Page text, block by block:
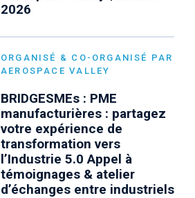
2026
ORGANISÉ & CO-ORGANISÉ PAR
AEROSPACE VALLEY
BRIDGESMEs : PME
manufacturières : partagez
votre expérience de
transformation vers
l’Industrie 5.0 Appel à
témoignages & atelier
d’échanges entre industriels